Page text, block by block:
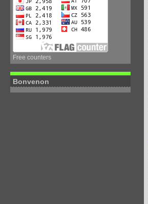
Free counters
Bonvenon